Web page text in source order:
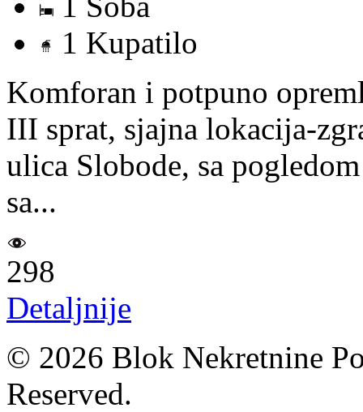
1 Kupatilo
Komforan i potpuno
III sprat, sjajna lokacija-
ulica Slobode, sa
sa...
298
Detaljnije
© 2026 Blok Nekretnine
Reserved.